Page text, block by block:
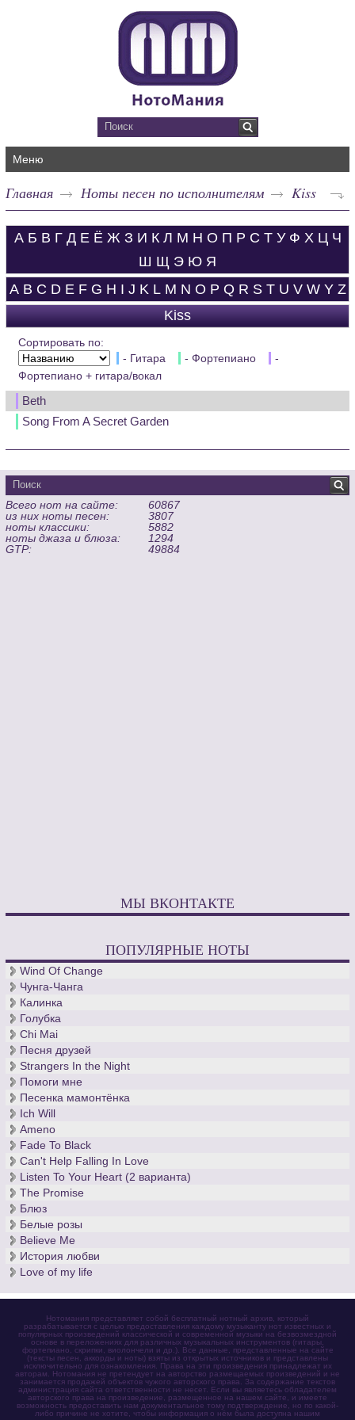
Меню
Главная Ноты песен по исполнителям Kiss
А Б В Г Д Е Ё Ж З И К Л М Н О П Р С Т У Ф Х Ц Ч
Ш Щ Э Ю Я
A B C D E F G H I J K L M N O P Q R S T U V W Y Z
Kiss
Сортировать по:
- Гитара
- Фортепиано
-
Фортепиано + гитара/вокал
Beth
Song From A Secret Garden
Всего нот на сайте:
60867
из них ноты песен:
3807
ноты классики:
5882
ноты джаза и блюза:
1294
GTP:
49884
МЫ ВКОНТАКТЕ
ПОПУЛЯРНЫЕ НОТЫ
Wind Of Change
Чунга-Чанга
Калинка
Голубка
Chi Mai
Песня друзей
Strangers In the Night
Помоги мне
Песенка мамонтёнка
Ich Will
Ameno
Fade To Black
Can't Help Falling In Love
Listen To Your Heart (2 варианта)
The Promise
Блюз
Белые розы
Believe Me
История любви
Love of my life
Нотомания представляет собой бесплатный нотный архив, который
разрабатывается с целью предоставления каждому музыканту нот известных и
популярных произведений классической и современной музыки на безвозмездной
основе в переложениях для различных музыкальных инструментов (гитары,
фортепиано, скрипки, виолончели и др.). Все данные, представленные на сайте
(тексты песен, аккорды и ноты) взяты из открытых источников и представлены
исключительно для ознакомления. Права на эти произведения принадлежат их
авторам. Нотомания не претендует на авторство размещаемых произведений и не
занимается продажей объектов чужого авторского права. За содержание текстов
администрация сайта ответственности не несет. Если вы являетесь обладателем
авторского права на произведение, размещенное на нашем сайте, и имеете
возможность предоставить нам документальное тому подтверждение, но по какой-
либо причине не хотите, чтобы информация о нём была доступна нашим